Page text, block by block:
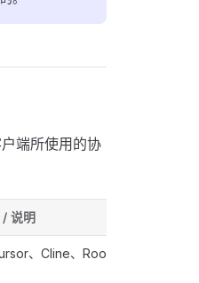
端所使用的协
/ 说明
、Cline、Roo Code 等，路径